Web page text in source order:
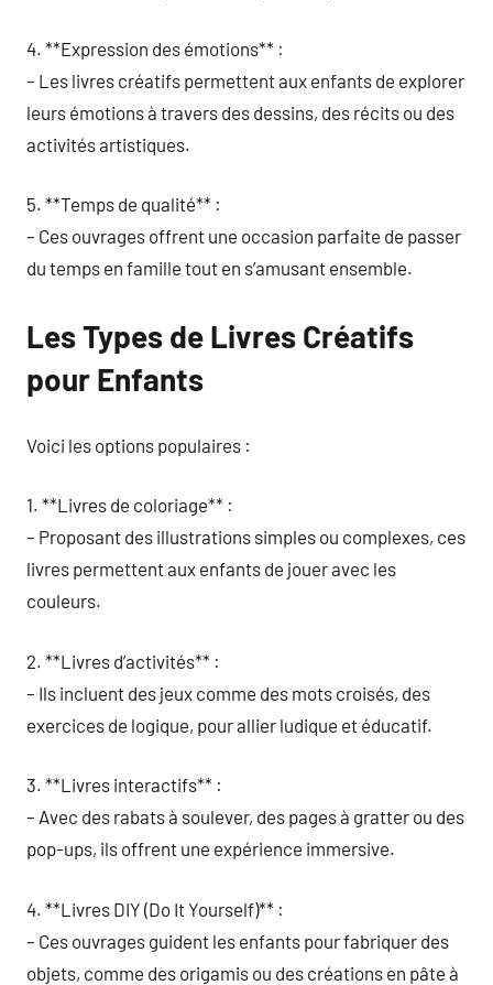
4. **Expression des émotions** :
– Les livres créatifs permettent aux enfants de explorer
leurs émotions à travers des dessins, des récits ou des
activités artistiques.
5. **Temps de qualité** :
– Ces ouvrages offrent une occasion parfaite de passer
du temps en famille tout en s’amusant ensemble.
Les Types de Livres Créatifs
pour Enfants
Voici les options populaires :
1. **Livres de coloriage** :
– Proposant des illustrations simples ou complexes, ces
livres permettent aux enfants de jouer avec les
couleurs.
2. **Livres d’activités** :
– Ils incluent des jeux comme des mots croisés, des
exercices de logique, pour allier ludique et éducatif.
3. **Livres interactifs** :
– Avec des rabats à soulever, des pages à gratter ou des
pop-ups, ils offrent une expérience immersive.
4. **Livres DIY (Do It Yourself)** :
– Ces ouvrages guident les enfants pour fabriquer des
objets, comme des origamis ou des créations en pâte à